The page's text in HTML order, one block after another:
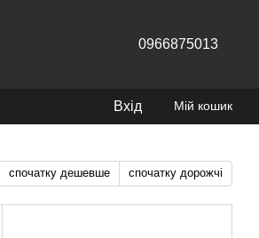
0966875013
Вхід Мій кошик
спочатку дешевше спочатку дорожчі